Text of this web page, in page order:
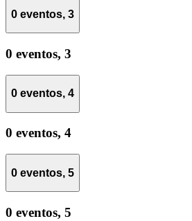
0 eventos, 3
0 eventos, 3
0 eventos, 4
0 eventos, 4
0 eventos, 5
0 eventos, 5